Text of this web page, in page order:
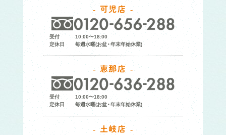
可児店
受付
10:00〜18:00
定休日
毎週水曜(お盆・年末年始休業)
恵那店
受付
10:00〜18:00
定休日
毎週水曜(お盆・年末年始休業)
土岐店